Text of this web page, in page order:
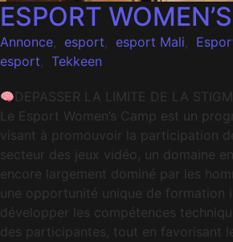
ESPORT
Annonce, esport, esport Mali,
esport, Tekkeen
DEPASSER LA LIMITE DE LA
Le Esport Women’s Camp est un
visant à promouvoir la participation
secteur des jeux vidéo, un domaine
encore largement dominé par les
une opportunité unique de formation
développer les compétences
des participantes, tout en favorisant